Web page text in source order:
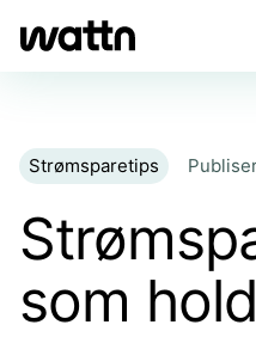
Strømsparetips
som